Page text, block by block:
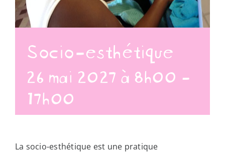
Socio-esthétique
26 mai 2027 à 8h00 -
17h00
La socio-esthétique est une pratique